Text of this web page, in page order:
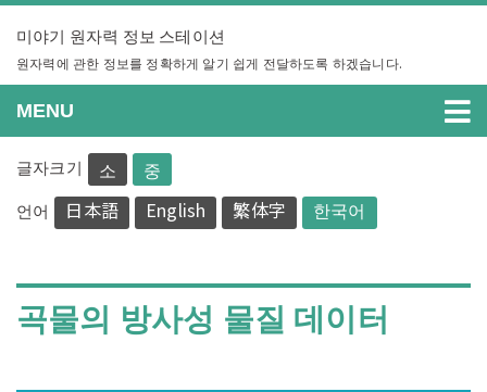
Skip
content
미야기 원자력 정보 스테이션
원자력에 관한 정보를 정확하게 알기 쉽게 전달하도록 하겠습니다.
MENU
글자크기 소 중
언어 日本語 English 繁体字 한국어
곡물의 방사성 물질 데이터